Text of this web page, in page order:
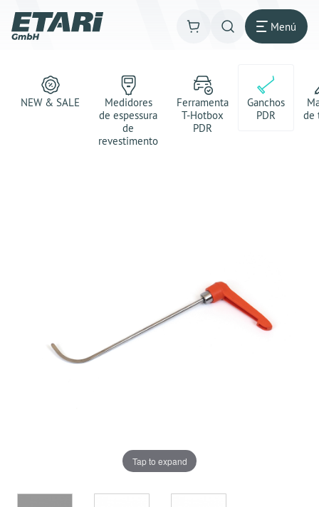
Menú
NEW & SALE
Medidores
de espessura
de
revestimento
Ferramenta
T-Hotbox
PDR
Ganchos
PDR
de
Tap to expand